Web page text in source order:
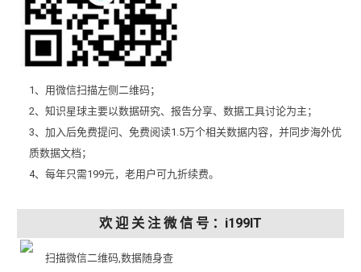
1、用微信扫描左侧二维码；
2、知识星球主要以数据研究、报告分享、数据工具讨论为主；
3、加入后免费提问、免费阅读1.5万个相关数据内容，并同步海外优
质数据文档；
4、每年只需199元，老用户可九折续费。
欢 迎 关 注 微 信 号 ：i199IT
扫描微信二维码,数据随身查